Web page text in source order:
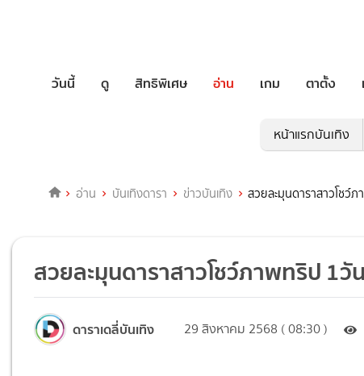
วันนี้ ดู สิทธิพิเศษ อ่าน เกม ตาตั้ง
หน้าแรกบันเทิง
อ่าน บันเทิงดารา ข่าวบันเทิง สวยละมุนดาราสาวโชว์
สวยละมุนดาราสาวโชว์ภาพทริป 1วั
ดาราเดลี่บันเทิง 29 สิงหาคม 2568 ( 08:30 )